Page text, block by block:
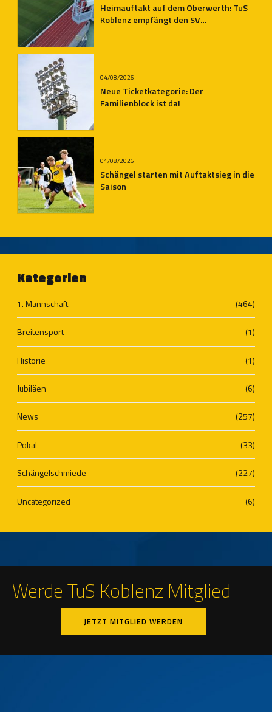
Heimauftakt auf dem Oberwerth: TuS
Koblenz empfängt den SV
04/08/2026
Neue Ticketkategorie: Der
Familienblock ist da!
01/08/2026
Schängel starten mit Auftaktsieg in die
Saison
Kategorien
1. Mannschaft (464)
Breitensport (1)
Historie (1)
Jubiläen (6)
News (257)
Pokal (33)
Schängelschmiede (227)
Uncategorized (6)
Werde TuS Koblenz Mitglied
JETZT MITGLIED WERDEN